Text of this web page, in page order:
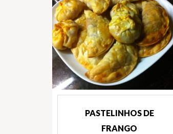
PASTELINHOS DE
FRANGO